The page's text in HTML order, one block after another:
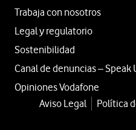
Trabaja con nosotros
Legal y regulatorio
Sostenibilidad
Canal de denuncias – Speak
Opiniones Vodafone
Aviso Legal Política